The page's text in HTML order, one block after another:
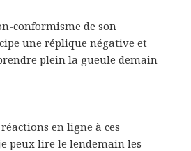
conformisme de son
une réplique négative et
plein la gueule demain
en ligne à ces
peux lire le lendemain les